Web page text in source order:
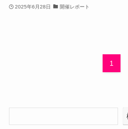
2025年6月28日 開催レポート
1